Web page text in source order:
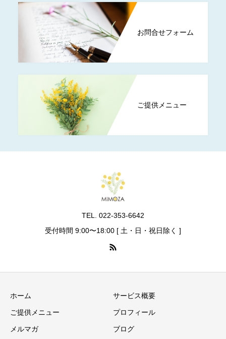
お問合せフォーム
ご提供メニュー
TEL. 022-353-6642
受付時間 9:00〜18:00 [ 土・日・祝日除く ]
ホーム サービス概要
ご提供メニュー プロフィール
メルマガ ブログ